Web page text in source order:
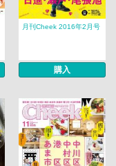
月刊Cheek 2016年2月号
購入